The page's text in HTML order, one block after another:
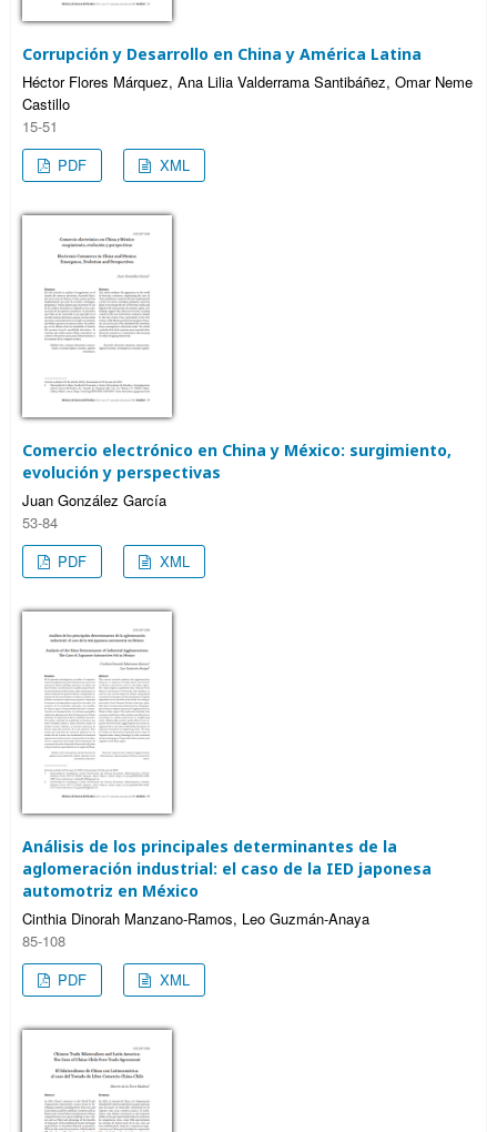
Corrupción y Desarrollo en China y América Latina
Héctor Flores Márquez, Ana Lilia Valderrama Santibáñez, Omar Neme
Castillo
15-51
PDF
XML
Comercio electrónico en China y México: surgimiento,
evolución y perspectivas
Juan González García
53-84
PDF
XML
Análisis de los principales determinantes de la
aglomeración industrial: el caso de la IED japonesa
automotriz en México
Cinthia Dinorah Manzano-Ramos, Leo Guzmán-Anaya
85-108
PDF
XML